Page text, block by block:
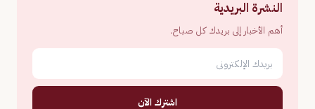
النشرة البريدية
أهم الأخبار إلى بريدك كل صباح.
اشترك الآن